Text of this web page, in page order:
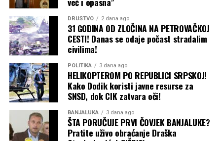
DRUŠTVO 2 dana ago
31 GODINA OD ZLOČINA NA PETROVAČKOJ
CESTI! Danas se odaje počast stradalim
civilima!
POLITIKA 3 dana ago
HELIKOPTEROM PO REPUBLICI SRPSKOJ!
Kako Dodik koristi javne resurse za
SNSD, dok CIK zatvara oči!
BANJALUKA 3 dana ago
ŠTA PORUČUJE PRVI ČOVJEK BANJALUKE?
Pratite uživo obraćanje Draška